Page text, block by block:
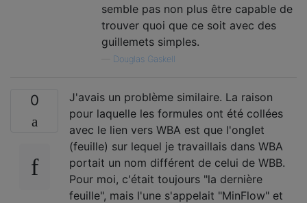
semble pas non plus être capable de
trouver quoi que ce soit avec des
guillemets simples.
Douglas Gaskell
0
J'avais un problème similaire. La raison
pour laquelle les formules ont été collées
avec le lien vers WBA est que l'onglet
(feuille) sur lequel je travaillais dans WBA
portait un nom différent de celui de WBB.
Pour moi, c'était toujours "la dernière
feuille", mais l'une s'appelait "MinFlow" et